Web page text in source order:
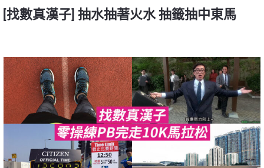
[找數真漢子] 抽水抽著火水 抽籤抽中東馬